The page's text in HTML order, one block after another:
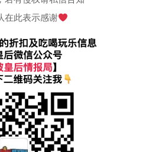
在此表示感谢